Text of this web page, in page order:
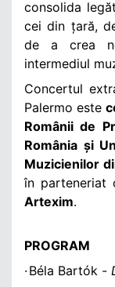
consolida
cei din țară,
de a crea
intermediul
Concertul
Palermo este
Românii de
România și
Muzicienilor
în parteneriat
Artexim.
PROGRAM
· Béla Bartók -